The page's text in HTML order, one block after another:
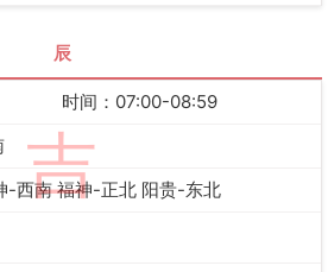
辰
吉
时间：07:00-08:59
-西南 福神-正北 阳贵-东北